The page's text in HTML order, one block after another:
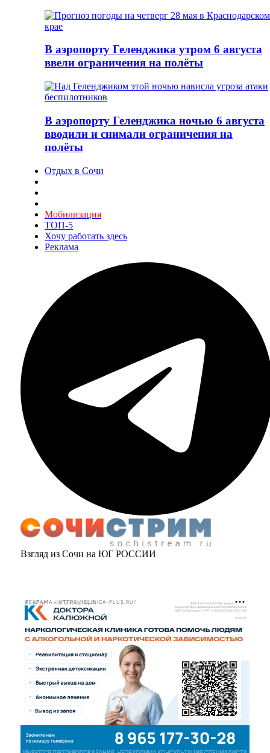
В аэропорту Геленджика утром 6 августа
ввели ограничения на полёты
В аэропорту Геленджика ночью 6 августа
вводили и снимали ограничения на
полёты
Отдых в Сочи
Мобилизация
ТОП-5
Хочу работать здесь
Реклама
Взгляд из Сочи на ЮГ РОССИИ
РЕКЛАМА • HTTPS://CLINICA-PLUS.RU/